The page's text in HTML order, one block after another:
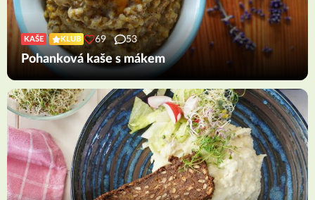
KAŠE KLUB 69 53
Pohanková kaše s mákem